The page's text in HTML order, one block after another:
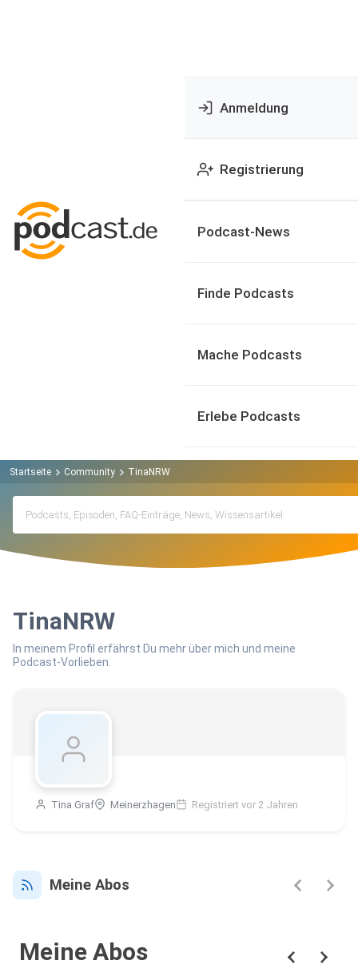
Anmeldung
Registrierung
Podcast-News
Finde Podcasts
Mache Podcasts
Erlebe Podcasts
Startseite Community TinaNRW
TinaNRW
In meinem Profil erfährst Du mehr über mich und meine
Podcast-Vorlieben.
Tina Graf Meinerzhagen Registriert vor 2 Jahren
Meine Abos
Meine Abos